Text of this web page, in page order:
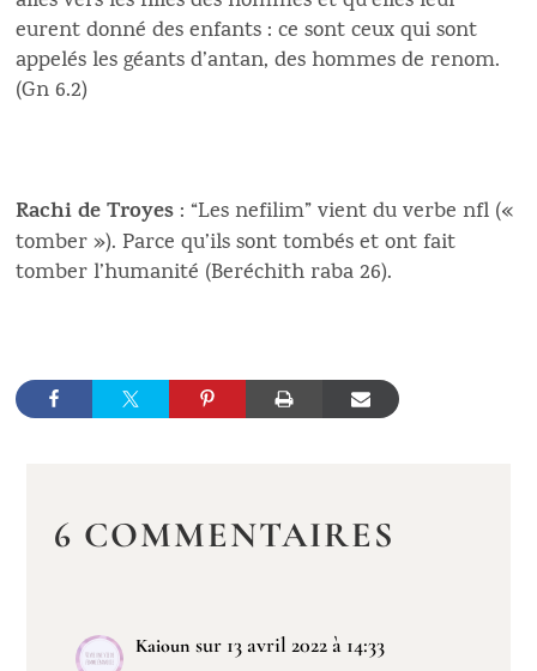
eurent donné des enfants : ce sont ceux qui sont
appelés les géants d’antan, des hommes de renom.
(Gn 6.2)
Rachi de Troyes : “Les nefilim” vient du verbe nfl («
tomber »). Parce qu’ils sont tombés et ont fait
tomber l’humanité (Beréchith raba 26).
6 COMMENTAIRES
Kaioun sur 13 avril 2022 à 14:33